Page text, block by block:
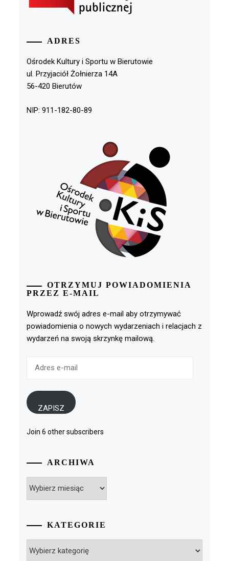
ADRES
Ośrodek Kultury i Sportu w Bierutowie
ul. Przyjaciół Żołnierza 14A
56-420 Bierutów
NIP: 911-182-80-89
OTRZYMUJ POWIADOMIENIA
PRZEZ E-MAIL
Wprowadź swój adres e-mail aby otrzymywać
powiadomienia o nowych wydarzeniach i relacjach z
wydarzeń na swoją skrzynkę mailową.
ZAPISZ
Join 6 other subscribers
ARCHIWA
KATEGORIE